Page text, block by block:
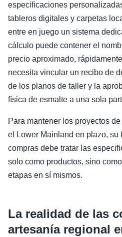
especificaciones
tableros digitales y carpetas
entre en juego un sistema
cálculo puede contener el
precio aproximado,
necesita vincular un recibo de
de los planos de taller y la
física de esmalte a una sola
Para mantener los proyectos
el Lower Mainland en plazo, su
compras debe tratar las
solo como productos, sino
etapas en sí mismos.
La realidad de las
artesanía regional